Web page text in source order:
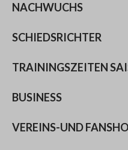
NACHWUCHS
SCHIEDSRICHTER
TRAININGSZEITEN
BUSINESS
VEREINS-UND